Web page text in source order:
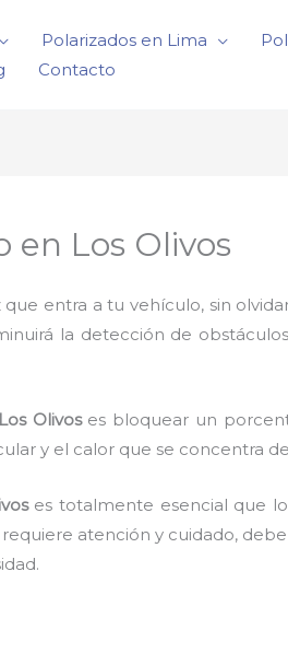
Polarizados en Lima
Contacto
en Los Olivos
entra a tu vehículo, sin
la detección de
Olivos es bloquear un
y el calor que se concentra
es totalmente esencial que
atención y cuidado,